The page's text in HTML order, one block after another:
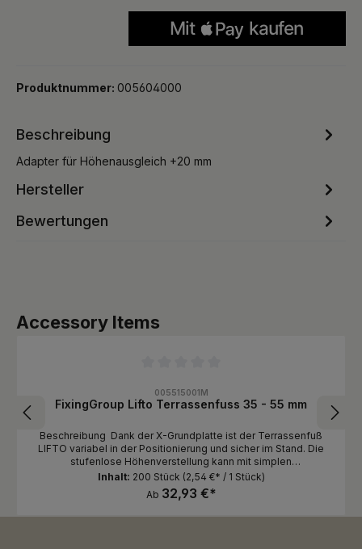
Produktnummer: 005604000
Beschreibung
Adapter für Höhenausgleich +20 mm
Hersteller
Bewertungen
Produktgalerie überspringen
Accessory Items
005515001M
FixingGroup Lifto Terrassenfuss 35 - 55 mm
Beschreibung Dank der X-Grundplatte ist der Terrassenfuß
LIFTO variabel in der Positionierung und sicher im Stand. Die
stufenlose Höhenverstellung kann mit simplen
Zwischenadaptern signifikant erhöht werden und bietet so
maximale Flexibilität während der Montage. Überblick
Höhenausgleich: 35 - 55 mm Zubehör:
Inhalt: 200 Stück (2,54 €* / 1 Stück)
Ab 32,93 €*